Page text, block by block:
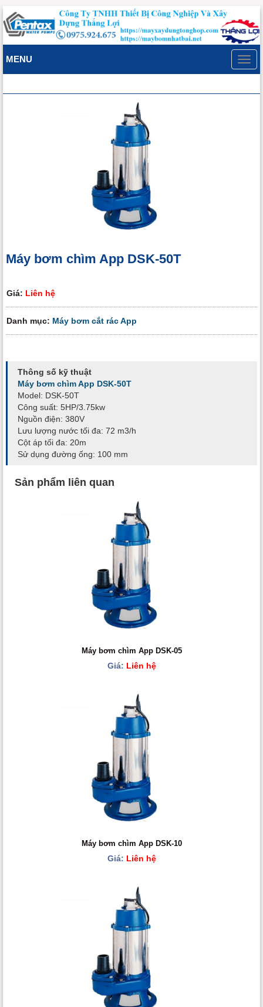
MENU
Máy bơm chìm App DSK-50T
Giá: Liên hệ
Danh mục: Máy bơm cắt rác App
Thông số kỹ thuật
Máy bơm chìm App DSK-50T
Model: DSK-50T
Công suất: 5HP/3.75kw
Nguồn điện: 380V
Lưu lượng nước tối đa: 72 m3/h
Cột áp tối đa: 20m
Sử dụng đường ống: 100 mm
Sản phẩm liên quan
Máy bơm chìm App DSK-05
Giá: Liên hệ
Máy bơm chìm App DSK-10
Giá: Liên hệ